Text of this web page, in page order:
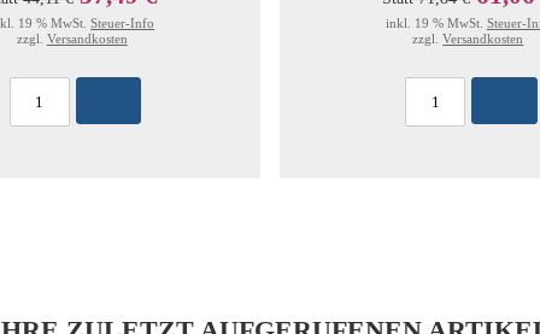
19 % MwSt.Steuer-Info
zzgl. Versandkosten
inkl. 19 % MwSt. Steuer-
zzgl.Versandkosten